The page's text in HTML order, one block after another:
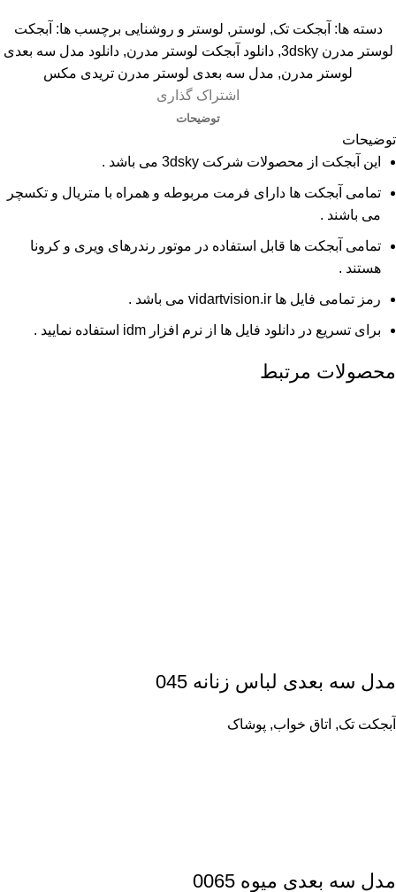
دسته ها: آبجکت تک, لوستر , لوستر و روشنایی برچسب ها: آبجکت
لوستر مدرن 3dsky
, دانلود آبجکت لوستر مدرن, دانلود مدل سه بعدی
لوستر مدرن, مدل سه بعدی لوستر مدرن تریدی مکس
اشتراک گذاری
توضیحات
توضیحات
این آبجکت از محصولات شرکت 3dsky می باشد .
تمامی آبجکت ها دارای فرمت مربوطه و همراه با متریال و تکسچر
می باشند .
تمامی آبجکت ها قابل استفاده در موتور رندرهای ویری و کرونا
هستند .
رمز تمامی فایل ها vidartvision.ir می باشد .
برای تسریع در دانلود فایل ها از نرم افزار idm استفاده نمایید .
محصولات مرتبط
مدل سه بعدی لباس زنانه 045
آبجکت تک, اتاق خواب, پوشاک
مدل سه بعدی میوه 0065